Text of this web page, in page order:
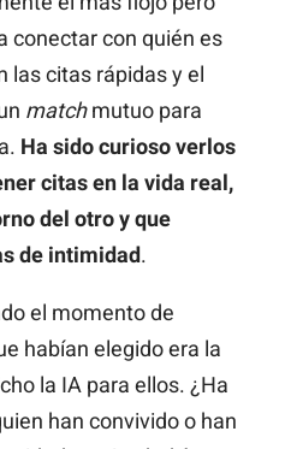
conectar con quién es
las citas rápidas y el
matchmutuo para
Ha sido curioso verlos
citas en la vida real,
del otro y que
de intimidad.
el momento de
habían elegido era la
la IA para ellos. ¿Ha
han convivido o han